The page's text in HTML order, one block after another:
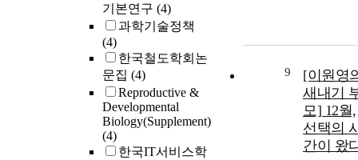
기본연구 (4)
과학기술정책
(4)
한국철도학회논
문집 (4)
Reproductive &
Developmental
Biology(Supplement)
(4)
한국IT서비스학
9
[이원영
새내기
모] 12월,
선택의
간이 왔